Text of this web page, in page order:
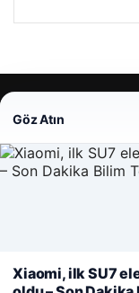
deneyiminizi
Göz Atın
Xiaomi, ilk SU7
Maç İzle